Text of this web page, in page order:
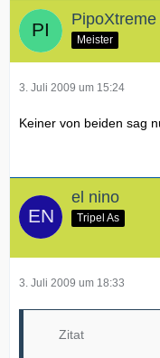
PipoXtreme
Meister
3. Juli 2009 um 15:24
Keiner von beiden sag
el nino
Tripel As
3. Juli 2009 um 18:33
Zitat